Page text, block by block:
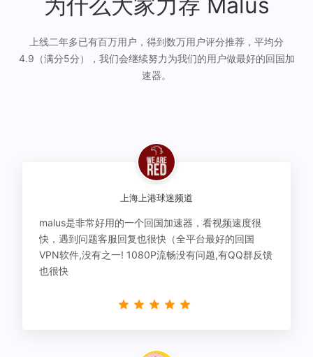
上线二年多已有百万用户，得到数万用户评分推荐，平均分
4.9（满分5分），我们会继续努力为我们的用户做最好的回国加
速器。
上海上港球迷频道
malus是非常好用的一个回国加速器，看视频速度很
快，遇到问题客服回复也很快（全平台最好的回国
VPN软件,没有之一! 1080P流畅没有问题,有QQ群反馈
也很快